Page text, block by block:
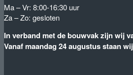
Ma – Vr: 8:00-16:30 uur
Za – Zo: gesloten
In verband met de bouwvak zijn wij
Vanaf maandag 24 augustus staan